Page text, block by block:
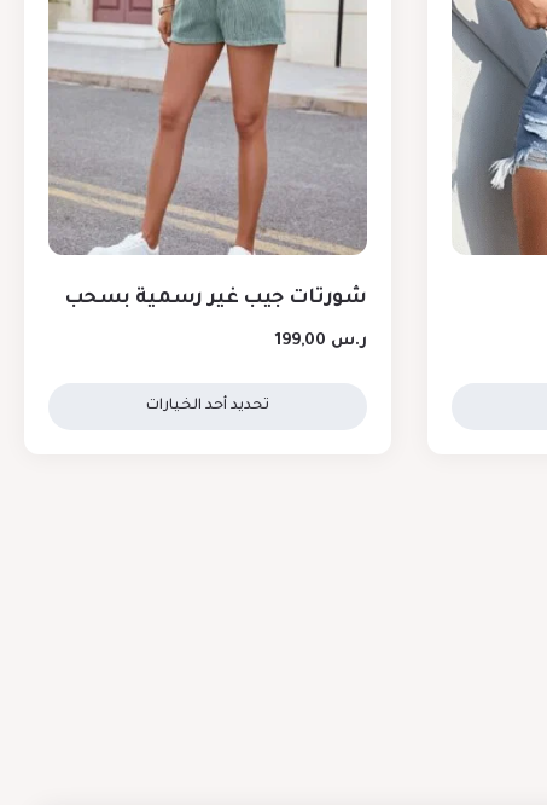
شورتات جيب غير رسمية بسحب
ر.س
تحديد أحد الخيارات